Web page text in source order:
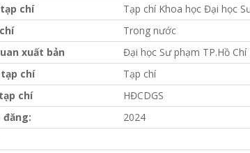
chí
Tạp chí Khoa học Đại học
Trong nước
xuất bản
Đại học Sư phạm TP.Hồ Chí
chí
Tạp chí
chí
HĐCDGS
đăng:
2024